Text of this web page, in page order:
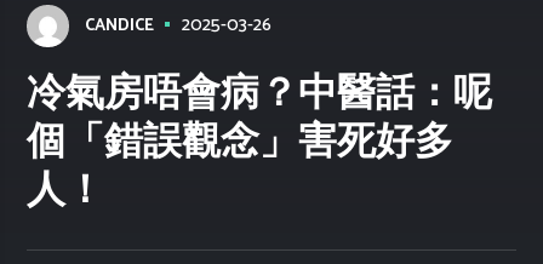
CANDICE 2025-03-26
冷氣房唔會病？中醫話：呢
個「錯誤觀念」害死好多
人！